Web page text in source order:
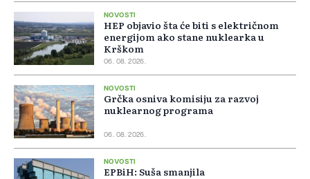
NOVOSTI
HEP objavio šta će biti s električnom
energijom ako stane nuklearka u
Krškom
06. 08. 2026.
NOVOSTI
Grčka osniva komisiju za razvoj
nuklearnog programa
06. 08. 2026.
NOVOSTI
EPBiH: Suša smanjila